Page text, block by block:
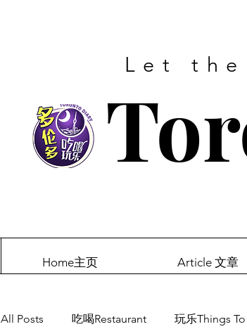
Let
Home主页 Article 文章
All Posts 吃喝Restaurant 玩乐Things